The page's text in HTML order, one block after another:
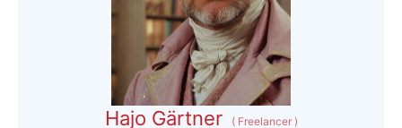
Hajo Gärtner (Freelancer )